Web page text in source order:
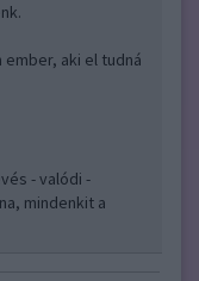
ember, aki el tudná
- valódi -
mindenkit a